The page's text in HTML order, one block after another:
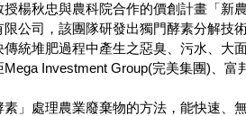
楊秋忠與農科院合作的價創計畫「
公司，該團隊研發出獨門酵素分解
統堆肥過程中產生之惡臭、污水、
Investment Group(完美集團)、富
」處理農業廢棄物的方法，能快速、